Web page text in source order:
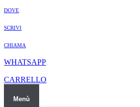
DOVE
SCRIVI
CHIAMA
WHATSAPP
CARRELLO
Menù